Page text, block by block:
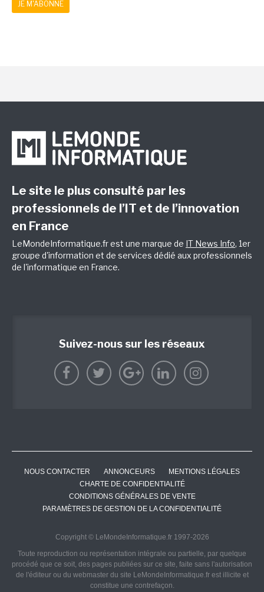
JE M'ABONNE
Le site le plus consulté par les
professionnels de l’IT et de l’innovation
en France
LeMondeInformatique.fr est une marque de IT News Info, 1er
groupe d'information et de services dédié aux professionnels
de l'informatique en France.
Suivez-nous sur les réseaux
NOUS CONTACTER ANNONCEURS
MENTIONS LÉGALES
CHARTE DE CONFIDENTIALITÉ
CONDITIONS GÉNÉRALES DE VENTE
PARAMÈTRES DE GESTION DE LA CONFIDENTIALITÉ
Copyright © LeMondeInformatique.fr 1997-2026
Toute reproduction ou représentation intégrale ou partielle, par quelque
procédé que ce soit, des pages publiées sur ce site, faite sans l'autorisation
de l'éditeur ou du webmaster du site LeMondeInformatique.fr est illicite et
constitue une contrefaçon.